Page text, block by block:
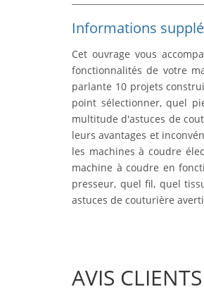
Informations
Cet ouvrage vous
fonctionnalités de votre
parlante 10 projets
point sélectionner, quel
multitude d'astuces de
leurs avantages et
les machines à coudre
machine à coudre en
presseur, quel fil, quel
astuces de couturière
AVIS CLIENTS